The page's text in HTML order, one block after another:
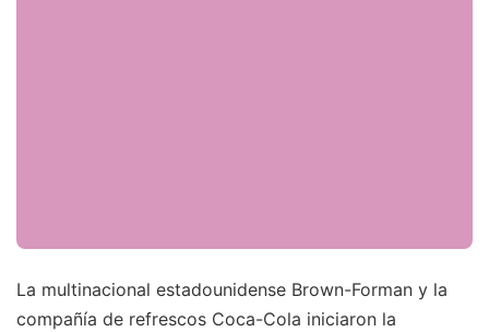
La multinacional estadounidense Brown-Forman y la
compañía de refrescos Coca-Cola iniciaron la